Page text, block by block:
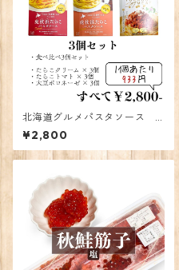
北海道グルメパスタソース 3
食
¥2,800